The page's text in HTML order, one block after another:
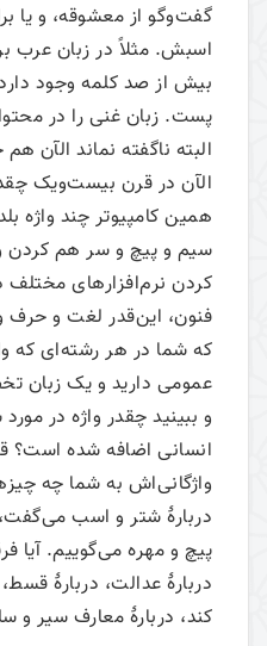
گفت‌وگو از معشوقه، و یا
اسبش. مثلاً در زبان عرب
بیش از صد کلمه وجود‌
پست. زبان غنی را در
البته ناگفته نماند الآن
الآن در قرن بیست‌ویک
همین کامپیوتر چند واژه
سیم و پیچ و سر هم کردن
کردن نرم‌افزارهای مختلف
فنون، این‌قدر لغت و حرف
که شما در هر رشته‌ای که
عمومی دارید و یک زبان
و ببینید چقدر واژه در
انسانی اضافه شده است؟
واژگانی‌اش به شما چه
دربارۀ شتر و اسب
پیچ و مهره می‌‌گوییم. آیا
دربارۀ عدالت، دربارۀ
کند، دربارۀ معارف سیر و